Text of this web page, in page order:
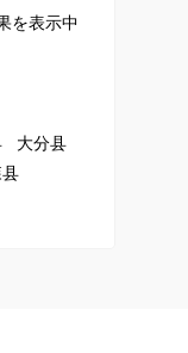
を表示中
大分县